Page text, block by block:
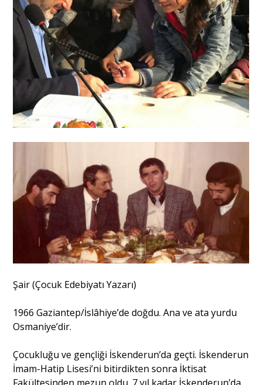
Şair (Çocuk Edebiyatı Yazarı)
1966 Gaziantep/İslâhiye’de doğdu. Ana ve ata yurdu
Osmaniye’dir.
Çocukluğu ve gençliği İskenderun’da geçti. İskenderun
İmam-Hatip Lisesi’ni bitirdikten sonra İktisat
Fakültesinden mezun oldu. 7 yıl kadar İskenderun’da